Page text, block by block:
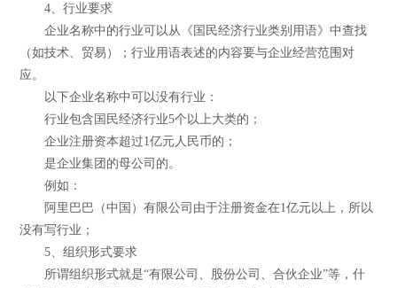
4、行业要求
企业名称中的行业可以从《国民经济行业类别用语》中查找
（如技术、贸易）；行业用语表述的内容要与企业经营范围对
应。
以下企业名称中可以没有行业：
行业包含国民经济行业5个以上大类的；
企业注册资本超过1亿元人民币的；
是企业集团的母公司的。
例如：
阿里巴巴（中国）有限公司由于注册资金在1亿元以上，所以
没有写行业；
5、组织形式要求
所谓组织形式就是“有限公司、股份公司、合伙企业”等，什